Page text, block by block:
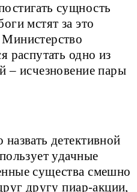
сущность
мстят за это
распутать одно из
– исчезновение пары
детективной
удачные
существа смешно
другу пиар-акции,